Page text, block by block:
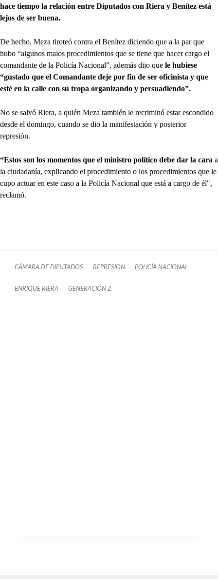
hace tiempo la relación entre Diputados con Riera y Benítez está
lejos de ser buena.
De hecho, Meza tiroteó contra el Benítez diciendo que a la par que
hubo “algunos malos procedimientos que se tiene que hacer cargo el
comandante de la Policía Nacional”, además dijo que le hubiese
“gustado que el Comandante deje por fin de ser oficinista y que
esté en la calle con su tropa organizando y persuadiendo”.
No se salvó Riera, a quién Meza también le recriminó estar escondido
desde el domingo, cuando se dio la manifestación y posterior
represión.
“Estos son los momentos que el ministro político debe dar la cara a
la ciudadanía, explicando el procedimiento o los procedimientos que le
cupo actuar en este caso a la Policía Nacional que está a cargo de él",
reclamó.
CÁMARA DE DIPUTADOS REPRESION POLICÍA NACIONAL
ENRIQUE RIERA GENERACIÓN Z